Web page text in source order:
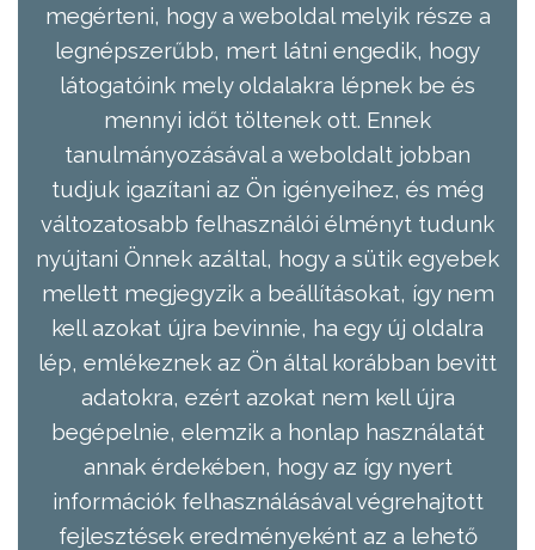
megérteni, hogy a weboldal melyik része a
legnépszerűbb, mert látni engedik, hogy
látogatóink mely oldalakra lépnek be és
mennyi időt töltenek ott. Ennek
tanulmányozásával a weboldalt jobban
tudjuk igazítani az Ön igényeihez, és még
változatosabb felhasználói élményt tudunk
nyújtani Önnek azáltal, hogy a sütik egyebek
mellett megjegyzik a beállításokat, így nem
kell azokat újra bevinnie, ha egy új oldalra
lép, emlékeznek az Ön által korábban bevitt
adatokra, ezért azokat nem kell újra
begépelnie, elemzik a honlap használatát
annak érdekében, hogy az így nyert
információk felhasználásával végrehajtott
fejlesztések eredményeként az a lehető